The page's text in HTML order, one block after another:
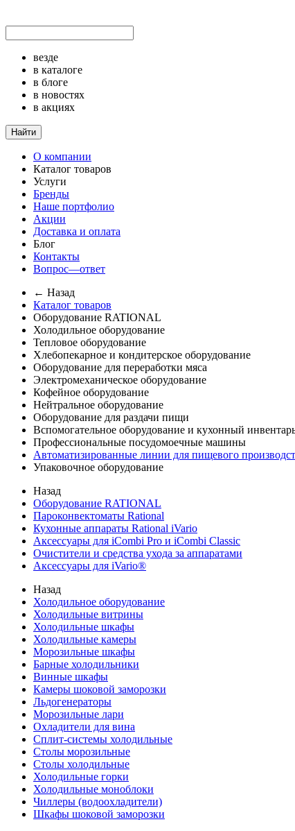
везде
в каталоге
в блоге
в новостях
в акциях
Найти
О компании
Каталог товаров
Услуги
Бренды
Наше портфолио
Акции
Доставка и оплата
Блог
Контакты
Вопрос—ответ
← Назад
Каталог товаров
Оборудование RATIONAL
Холодильное оборудование
Тепловое оборудование
Хлебопекарное и кондитерское оборудование
Оборудование для переработки мяса
Электромеханическое оборудование
Кофейное оборудование
Нейтральное оборудование
Оборудование для раздачи пищи
Вспомогательное оборудование и кухонный
Профессиональные посудомоечные машины
Автоматизированные линии для пищевого
Упаковочное оборудование
Назад
Оборудование RATIONAL
Пароконвектоматы Rational
Кухонные аппараты Rational iVario
Аксессуары для iCombi Pro и iCombi Classic
Очистители и средства ухода за аппаратами
Аксессуары для iVario®
Назад
Холодильное оборудование
Холодильные витрины
Холодильные шкафы
Холодильные камеры
Морозильные шкафы
Барные холодильники
Винные шкафы
Камеры шоковой заморозки
Льдогенераторы
Морозильные лари
Охладители для вина
Сплит-системы холодильные
Столы морозильные
Столы холодильные
Холодильные горки
Холодильные моноблоки
Чиллеры (водоохладители)
Шкафы шоковой заморозки